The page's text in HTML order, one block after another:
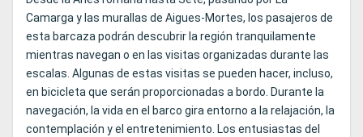
Camarga y las murallas de Aigues-Mortes, los pasajeros de
esta barcaza podrán descubrir la región tranquilamente
mientras navegan o en las visitas organizadas durante las
escalas. Algunas de estas visitas se pueden hacer, incluso,
en bicicleta que serán proporcionadas a bordo. Durante la
navegación, la vida en el barco gira entorno a la relajación, la
contemplación y el entretenimiento. Los entusiastas del